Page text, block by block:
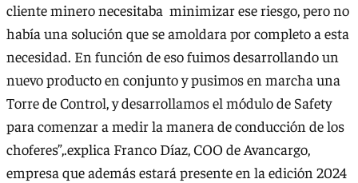
cliente minero necesitaba minimizar ese riesgo, pero no
había una solución que se amoldara por completo a esta
necesidad. En función de eso fuimos desarrollando un
nuevo producto en conjunto y pusimos en marcha una
Torre de Control, y desarrollamos el módulo de Safety
para comenzar a medir la manera de conducción de los
choferes”,.explica Franco Díaz, COO de Avancargo,
empresa que además estará presente en la edición 2024